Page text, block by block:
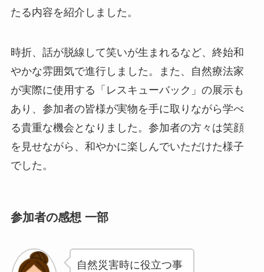
たる内容を紹介しました。
時折、話が脱線して笑いが生まれるなど、終始和
やかな雰囲気で進行しました。また、自然療法家
が実際に使用する「レスキューバック」の展示も
あり、参加者の皆様が実物を手に取りながら学べ
る貴重な機会となりました。参加者の方々は笑顔
を見せながら、和やかに楽しんでいただけた様子
でした。
参加者の感想 一部
自然災害時に役立つ事